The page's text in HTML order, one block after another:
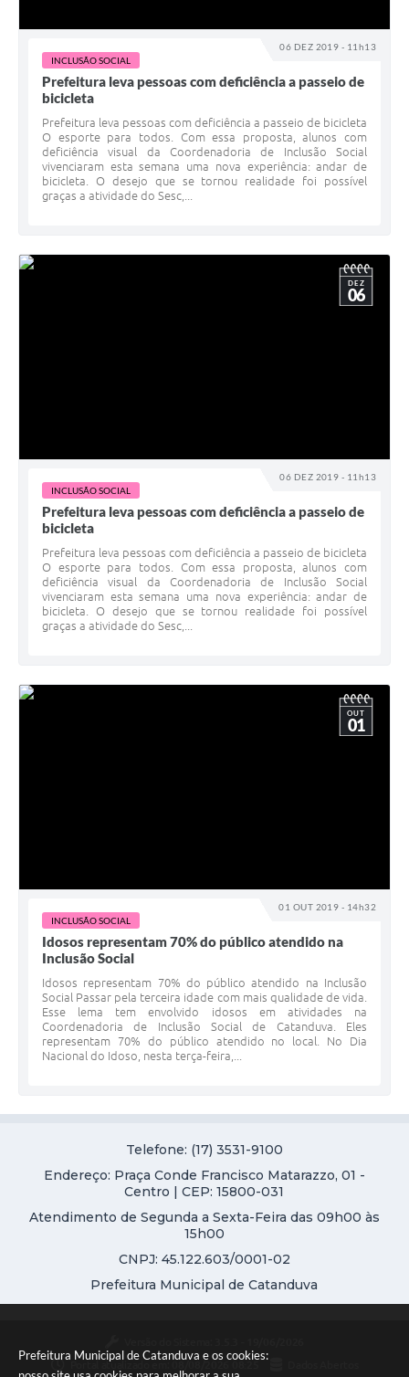
Prefeitura Municipal de Catanduva e os cookies:
06 DEZ 2019 - 11h13
INCLUSÃO SOCIAL
Prefeitura leva pessoas com deficiência a passeio de
bicicleta
Prefeitura leva pessoas com deficiência a passeio de bicicleta
O esporte para todos. Com essa proposta, alunos com
deficiência visual da Coordenadoria de Inclusão Social
vivenciaram esta semana uma nova experiência: andar de
bicicleta. O desejo que se tornou realidade foi possível
graças a atividade do Sesc,...
06 DEZ 2019 - 11h13
DEZ
06
INCLUSÃO SOCIAL
Prefeitura leva pessoas com deficiência a passeio de
bicicleta
Prefeitura leva pessoas com deficiência a passeio de bicicleta
O esporte para todos. Com essa proposta, alunos com
deficiência visual da Coordenadoria de Inclusão Social
vivenciaram esta semana uma nova experiência: andar de
bicicleta. O desejo que se tornou realidade foi possível
graças a atividade do Sesc,...
01 OUT 2019 - 14h32
OUT
01
INCLUSÃO SOCIAL
Idosos representam 70% do público atendido na
Inclusão Social
Idosos representam 70% do público atendido na Inclusão
Social Passar pela terceira idade com mais qualidade de vida.
Esse lema tem envolvido idosos em atividades na
Coordenadoria de Inclusão Social de Catanduva. Eles
representam 70% do público atendido no local. No Dia
Nacional do Idoso, nesta terça-feira,...
Telefone: (17) 3531-9100
Endereço: Praça Conde Francisco Matarazzo, 01 -
Centro | CEP: 15800-031
Atendimento de Segunda a Sexta-Feira das 09h00 às
15h00
CNPJ: 45.122.603/0001-02
Prefeitura Municipal de Catanduva
Portal atualizado em: